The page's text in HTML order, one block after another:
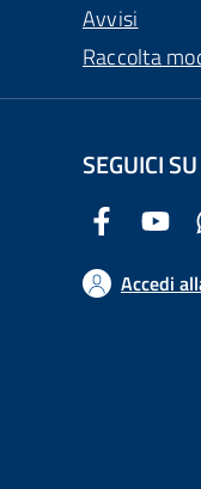
Avvisi
Raccolta
SEGUICI SU
Facebook
Accedi